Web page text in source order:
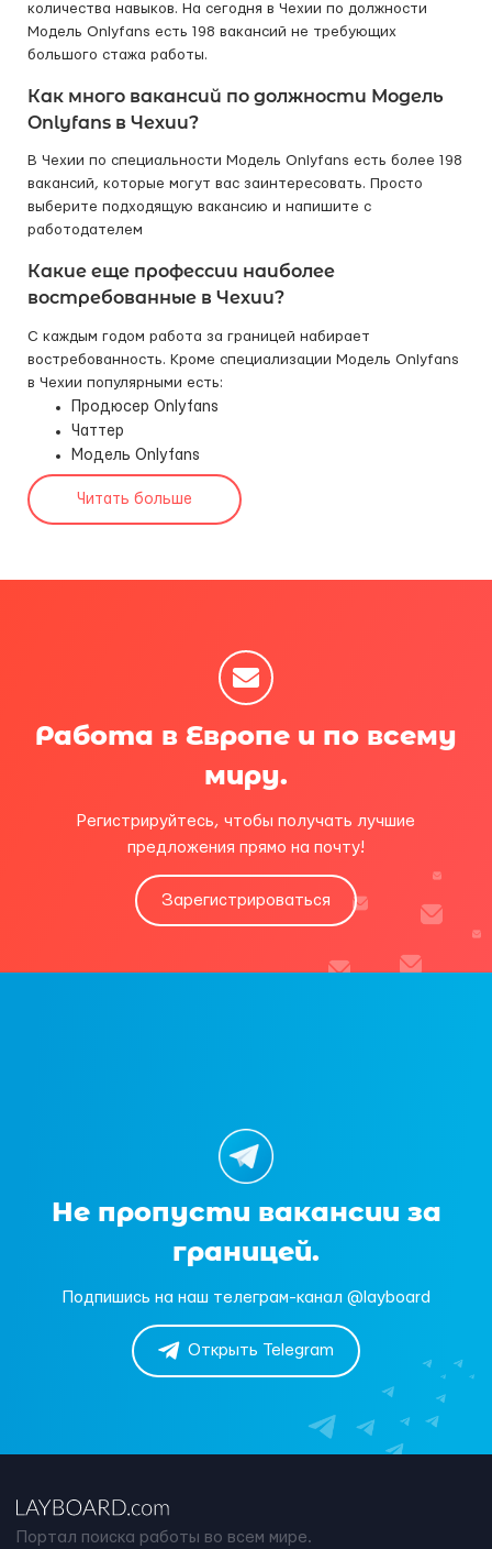
количества навыков. На сегодня в Чехии по должности
Модель Onlyfans есть 198 вакансий не требующих
большого стажа работы.
Как много вакансий по должности Модель
Onlyfans в Чехии?
В Чехии по специальности Модель Onlyfans есть более 198
вакансий, которые могут вас заинтересовать. Просто
выберите подходящую вакансию и напишите с
работодателем
Какие еще профессии наиболее
востребованные в Чехии?
С каждым годом работа за границей набирает
востребованность. Кроме специализации Модель Onlyfans
в Чехии популярными есть:
Продюсер Onlyfans
Чаттер
Модель Onlyfans
Читать больше
Работа в Европе и по всему
миру.
Регистрируйтесь, чтобы получать лучшие
предложения прямо на почту!
Зарегистрироваться
Не пропусти вакансии за
границей.
Подпишись на наш телеграм-канал @layboard
Открыть Telegram
Портал поиска работы во всем мире.